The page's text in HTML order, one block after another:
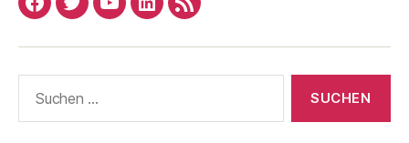
Facebook
TwitterYouTube
LinkedRSS
nach: